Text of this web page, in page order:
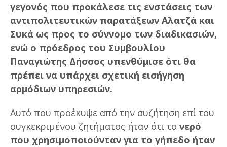
γεγονός που προκάλεσε τις ενστάσεις των
αντιπολιτευτικών παρατάξεων Αλατζά και
Συκά ως προς το σύννομο των διαδικασιών,
ενώ ο πρόεδρος του Συμβουλίου
Παναγιώτης Δήσσος υπενθύμισε ότι θα
πρέπει να υπάρχει σχετική εισήγηση
αρμόδιων υπηρεσιών.
Αυτό που προέκυψε από την συζήτηση επί του
συγκεκριμένου ζητήματος ήταν ότι το νερό
που χρησιμοποιούνταν για το γήπεδο ήταν